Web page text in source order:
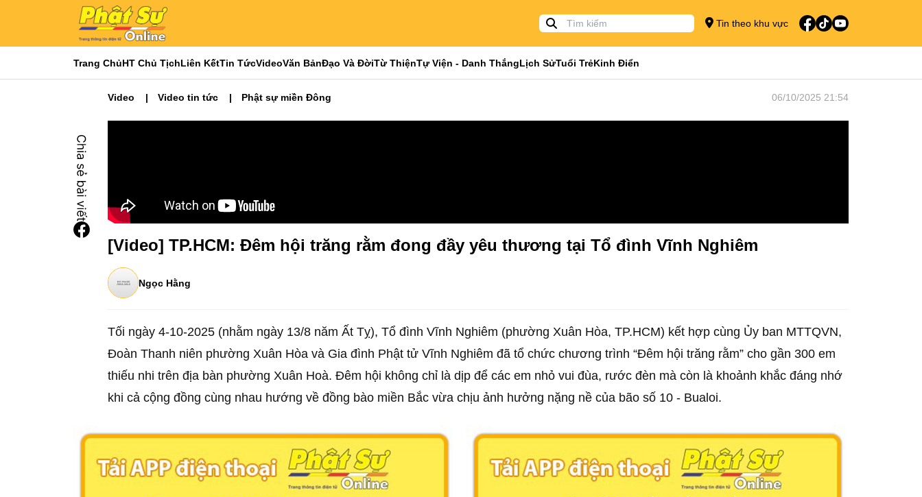
Tin theo khu vực
Trang ChủHT Chủ TịchLiên KếtTin TứcVideoVăn BảnĐạo Và ĐờiTừ ThiệnTự Viện - Danh ThắngLịch SửTuổi TrẻKinh Điển
Video Video tin tức Phật sự miền Đông 06/10/2025 21:54
[Video] TP.HCM: Đêm hội trăng rằm đong đầy yêu thương tại Tổ đình Vĩnh Nghiêm
Ngọc Hằng
Tối ngày 4-10-2025 (nhằm ngày 13/8 năm Ất Tỵ), Tổ đình Vĩnh Nghiêm (phường Xuân Hòa, TP.HCM) kết hợp cùng Ủy ban MTTQVN,
Đoàn Thanh niên phường Xuân Hòa và Gia đình Phật tử Vĩnh Nghiêm đã tổ chức chương trình “Đêm hội trăng rằm” cho gần 300 em
thiếu nhi trên địa bàn phường Xuân Hoà. Đêm hội không chỉ là dịp để các em nhỏ vui đùa, rước đèn mà còn là khoảnh khắc đáng nhớ
khi cả cộng đồng cùng nhau hướng về đồng bào miền Bắc vừa chịu ảnh hưởng nặng nề của bão số 10 - Bualoi.